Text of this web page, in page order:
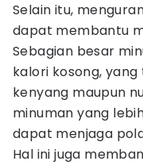
Selain itu,
dapat membantu
Sebagian besar
kalori kosong,
kenyang maupun
minuman yang
dapat menjaga
Hal ini juga